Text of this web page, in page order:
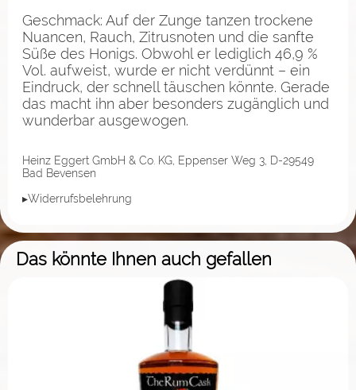
Geschmack: Auf der Zunge tanzen trockene
Nuancen, Rauch, Zitrusnoten und die sanfte
Süße des Honigs. Obwohl er lediglich 46,9 %
Vol. aufweist, wurde er nicht verdünnt – ein
Eindruck, der schnell täuschen könnte. Gerade
das macht ihn aber besonders zugänglich und
wunderbar ausgewogen.
Heinz Eggert GmbH & Co. KG, Eppenser Weg 3, D-29549
Bad Bevensen
▸Widerrufsbelehrung
Das könnte Ihnen auch gefallen